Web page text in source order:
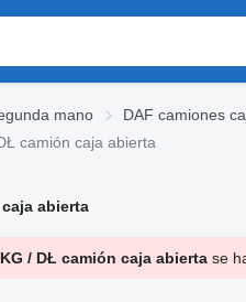
mano
DAF camiones
camión caja abierta
caja abierta
KG / DŁ camión caja abiertase